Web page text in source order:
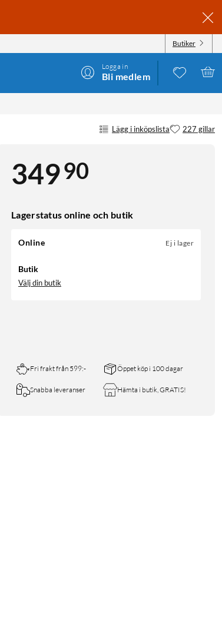
Butiker
Logga in
Bli medlem
Lägg i inköpslista 227 gillar
34990
Lagerstatus online och butik
Online Ej i lager
Butik
Välj din butik
Fri frakt från 599:- Öppet köp i 100 dagar
Snabba leveranser Hämta i butik, GRATIS!